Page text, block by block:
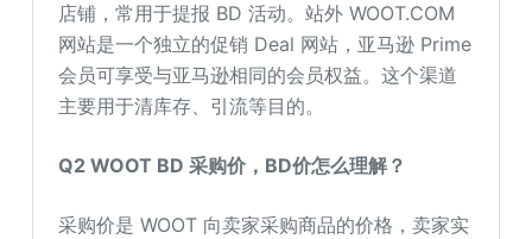
店铺，常用于提报 BD 活动。站外 WOOT.COM
网站是一个独立的促销 Deal 网站，亚马逊 Prime
会员可享受与亚马逊相同的会员权益。这个渠道
主要用于清库存、引流等目的。
Q2 WOOT BD 采购价，BD价怎么理解？
采购价是 WOOT 向卖家采购商品的价格，卖家实